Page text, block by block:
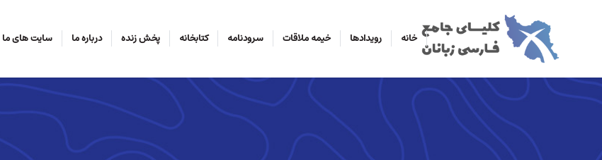
خانه رویدادها خیمه ملاقات سرودنامه کتابخانه پخش زنده درباره ما سایت های ما